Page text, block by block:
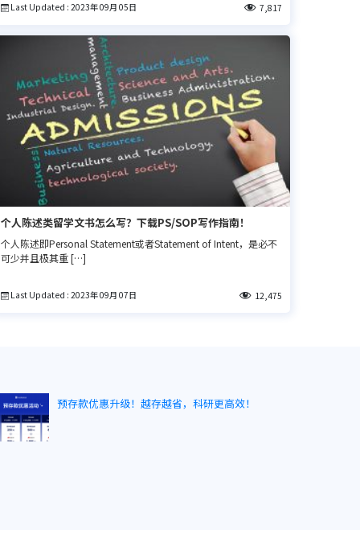
Last Updated : 2023年 09月 05日 7,817
个人陈述类留学文书怎么写？下载PS/SOP写作指南！
个人陈述即Personal Statement或者Statement of Intent，是必不
可少并且极其重 […]
Last Updated : 2023年 09月 07日 12,475
预存款优惠升级！越存越省，科研更高效！